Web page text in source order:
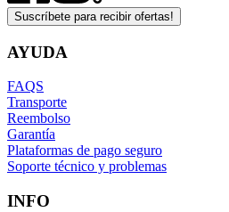
Suscríbete para recibir ofertas!
AYUDA
FAQS
Transporte
Reembolso
Garantía
Plataformas de pago seguro
Soporte técnico y problemas
INFO